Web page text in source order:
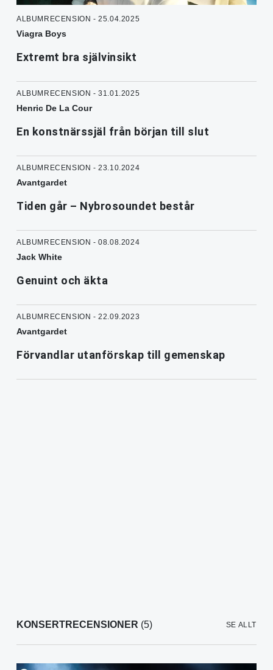
ALBUMRECENSION - 25.04.2025
Viagra Boys
Extremt bra självinsikt
ALBUMRECENSION - 31.01.2025
Henric De La Cour
En konstnärssjäl från början till slut
ALBUMRECENSION - 23.10.2024
Avantgardet
Tiden går – Nybrosoundet består
ALBUMRECENSION - 08.08.2024
Jack White
Genuint och äkta
ALBUMRECENSION - 22.09.2023
Avantgardet
Förvandlar utanförskap till gemenskap
KONSERTRECENSIONER (5) SE ALLT